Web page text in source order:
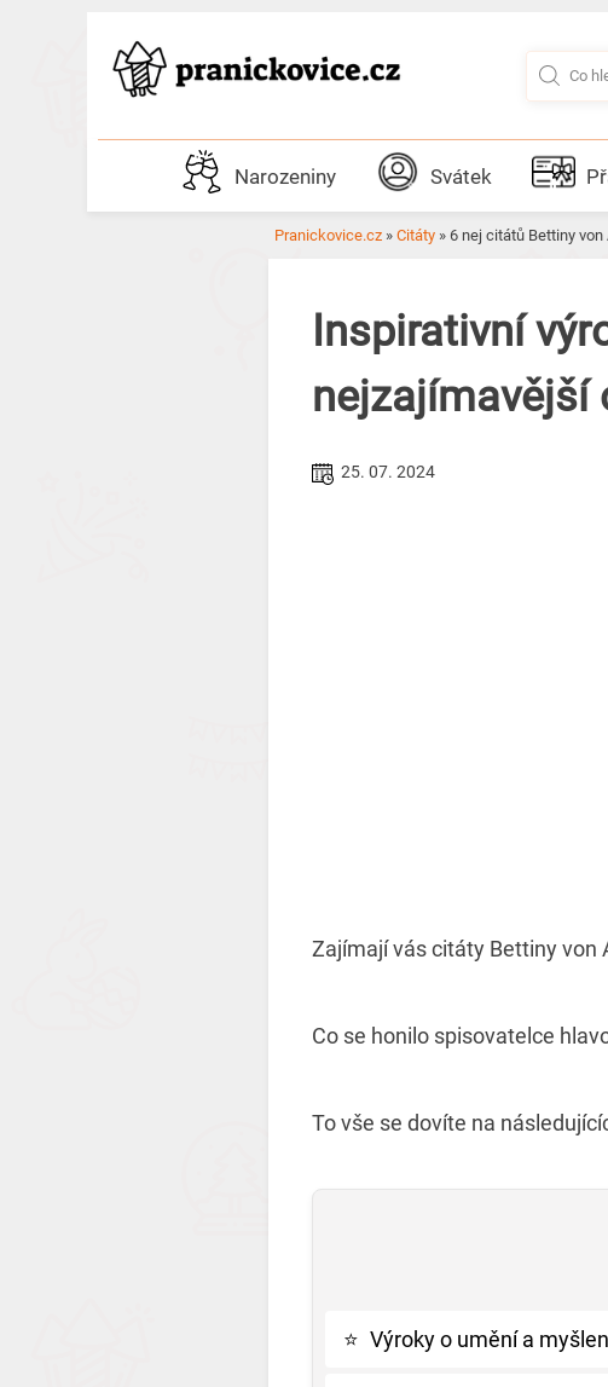
Narozeniny Svátek
Pranickovice.cz » Citáty » 6 nej citátů Bettiny von
Inspirativní
nejzajímavější
25. 07. 2024
Zajímají vás citáty Bettiny von
Co se honilo spisovatelce
To vše se dovíte na
⭐ Výroky o umění a